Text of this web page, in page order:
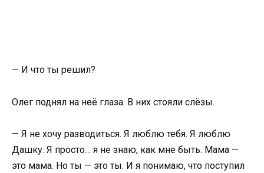
— И что ты решил?
Олег поднял на неё глаза. В них стояли слёзы.
— Я не хочу разводиться. Я люблю тебя. Я люблю
Дашку. Я просто… я не знаю, как мне быть. Мама —
это мама. Но ты — это ты. И я понимаю, что поступил